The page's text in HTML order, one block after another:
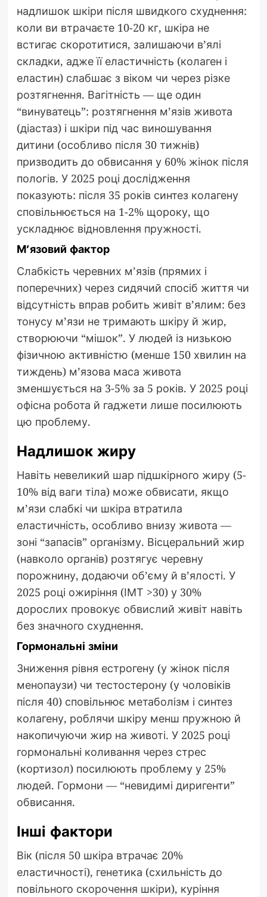
надлишок шкіри після швидкого схуднення:
коли ви втрачаєте 10-20 кг, шкіра не
встигає скоротитися, залишаючи в’ялі
складки, адже її еластичність (колаген і
еластин) слабшає з віком чи через різке
розтягнення. Вагітність — ще один
“винуватець”: розтягнення м’язів живота
(діастаз) і шкіри під час виношування
дитини (особливо після 30 тижнів)
призводить до обвисання у 60% жінок після
пологів. У 2025 році дослідження
показують: після 35 років синтез колагену
сповільнюється на 1-2% щороку, що
ускладнює відновлення пружності.
М’язовий фактор
Слабкість черевних м’язів (прямих і
поперечних) через сидячий спосіб життя чи
відсутність вправ робить живіт в’ялим: без
тонусу м’язи не тримають шкіру й жир,
створюючи “мішок”. У людей із низькою
фізичною активністю (менше 150 хвилин на
тиждень) м’язова маса живота
зменшується на 3-5% за 5 років. У 2025 році
офісна робота й гаджети лише посилюють
цю проблему.
Надлишок жиру
Навіть невеликий шар підшкірного жиру (5-
10% від ваги тіла) може обвисати, якщо
м’язи слабкі чи шкіра втратила
еластичність, особливо внизу живота —
зоні “запасів” організму. Вісцеральний жир
(навколо органів) розтягує черевну
порожнину, додаючи об’єму й в’ялості. У
2025 році ожиріння (ІМТ >30) у 30%
дорослих провокує обвислий живіт навіть
без значного схуднення.
Гормональні зміни
Зниження рівня естрогену (у жінок після
менопаузи) чи тестостерону (у чоловіків
після 40) сповільнює метаболізм і синтез
колагену, роблячи шкіру менш пружною й
накопичуючи жир на животі. У 2025 році
гормональні коливання через стрес
(кортизол) посилюють проблему у 25%
людей. Гормони — “невидимі диригенти”
обвисання.
Інші фактори
Вік (після 50 шкіра втрачає 20%
еластичності), генетика (схильність до
повільного скорочення шкіри), куріння